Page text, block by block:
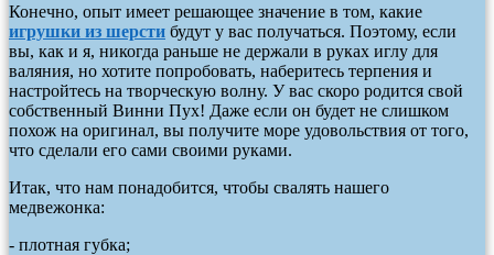
Конечно, опыт имеет решающее значение в том, какие
игрушки из шерсти будут у вас получаться. Поэтому, если
вы, как и я, никогда раньше не держали в руках иглу для
валяния, но хотите попробовать, наберитесь терпения и
настройтесь на творческую волну. У вас скоро родится свой
собственный Винни Пух! Даже если он будет не слишком
похож на оригинал, вы получите море удовольствия от того,
что сделали его сами своими руками.
Итак, что нам понадобится, чтобы свалять нашего
медвежонка:
- плотная губка;